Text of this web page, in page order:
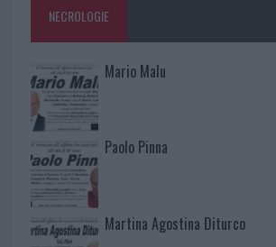
NECROLOGIE
Mario Malu
Paolo Pinna
Martina Agostina Diturco